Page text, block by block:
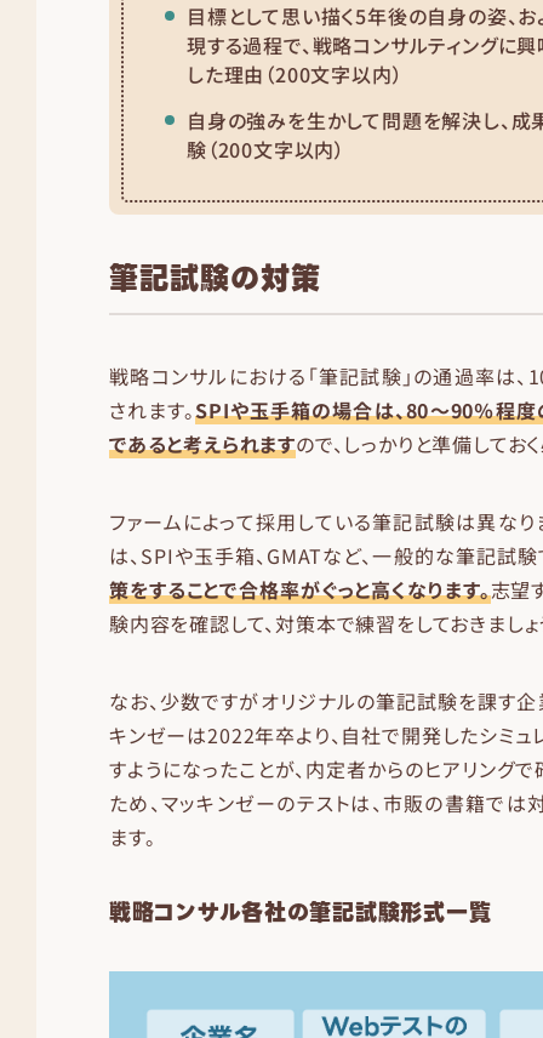
目標として思い描く5年後の自身の姿、
現する過程で、戦略コンサルティングに
した理由（200文字以内）
自身の強みを生かして問題を解決し、成
験（200文字以内）
筆記試験の対策
戦略コンサルにおける「筆記試験」の通過率は
されます。SPIや玉手箱の場合は、80〜90％程
であると考えられますので、しっかりと準備してお
ファームによって採用している筆記試験は異なり
は、SPIや玉手箱、GMATなど、一般的な筆記試験
策をすることで合格率がぐっと高くなります。志望
験内容を確認して、対策本で練習をしておきましょ
なお、少数ですがオリジナルの筆記試験を課す企
キンゼーは2022年卒より、自社で開発したシミュ
すようになったことが、内定者からのヒアリング
ため、マッキンゼーのテストは、市販の書籍では
ます。
戦略コンサル各社の筆記試験形式一覧